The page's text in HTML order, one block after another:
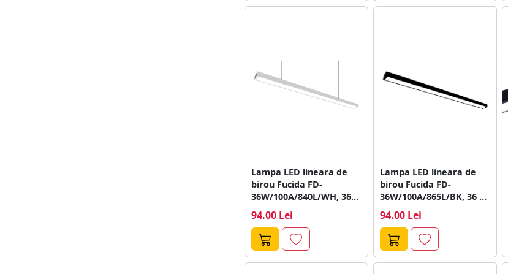
Lampa LED lineara de
birou Fucida FD-
36W/100A/840L/WH, 36
94.00 Lei
Lampa LED lineara de
birou Fucida FD-
36W/100A/865L/BK, 36 W,
94.00 Lei